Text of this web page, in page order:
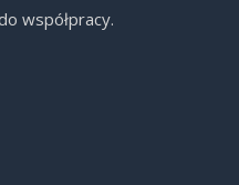
współpracy.